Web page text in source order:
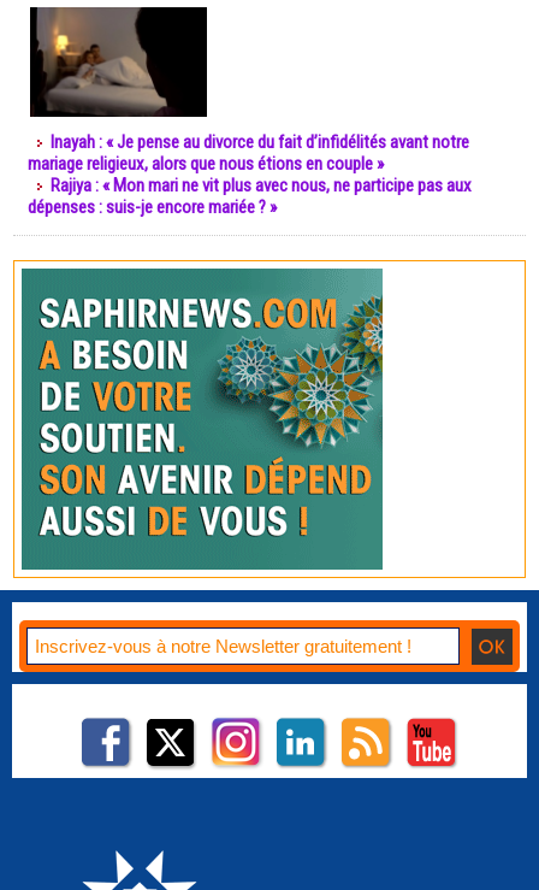
Inayah : « Je pense au divorce du fait d’infidélités avant notre
mariage religieux, alors que nous étions en couple »
Rajiya : « Mon mari ne vit plus avec nous, ne participe pas aux
dépenses : suis-je encore mariée ? »